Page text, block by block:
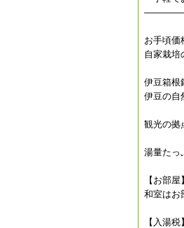
お手頃価
自家栽培
伊豆箱根
伊豆の自
観光の拠
湯量たっ
【お部
和室はお
【入湯税】